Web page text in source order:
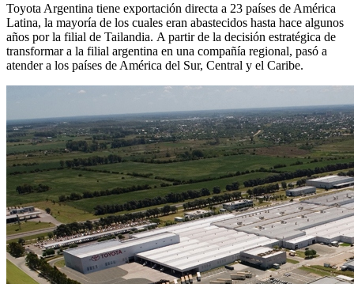
Toyota Argentina tiene exportación directa a 23 países de América
Latina, la mayoría de los cuales eran abastecidos hasta hace algunos
años por la filial de Tailandia. A partir de la decisión estratégica de
transformar a la filial argentina en una compañía regional, pasó a
atender a los países de América del Sur, Central y el Caribe.